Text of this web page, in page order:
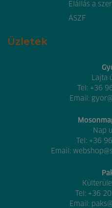
Elállás a
ÁSZF
Üzletek
Lajta
Tel: +36
Email:
Nap
Tel: +36
Email:
Tel: +36
Email: